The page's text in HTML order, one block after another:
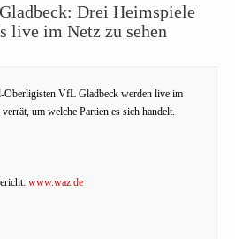
Drei Heimspiele
live im Netz zu sehen
Oberligisten VfL Gladbeck werden live im
um welche Partien es sich handelt.
www.waz.de